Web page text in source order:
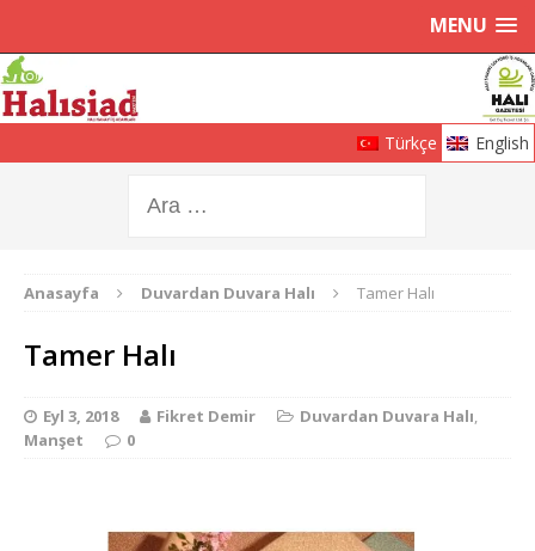
MENU
Türkçe English
Anasayfa Duvardan Duvara Halı Tamer Halı
Tamer Halı
Eyl 3, 2018 Fikret Demir Duvardan Duvara Halı,
Manşet
0